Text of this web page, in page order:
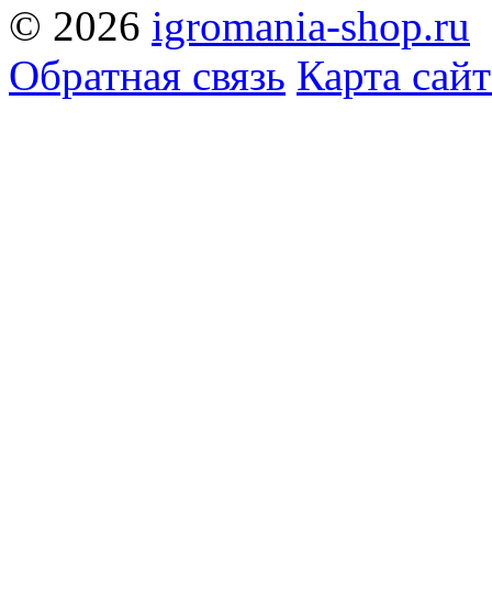
© 2026 igromania-shop.ru
Обратная связь Карта